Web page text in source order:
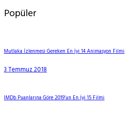
Popüler
Mutlaka İzlenmesi Gereken En İyi 14 Animasyon Filmi
3 Temmuz 2018
IMDb Puanlarına Göre 2019’un En İyi 15 Filmi